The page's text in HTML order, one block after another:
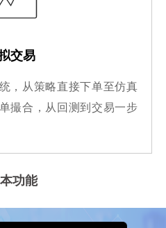
交易
，从策略直接下单至仿真
撮合，从回测到交易一步
功能